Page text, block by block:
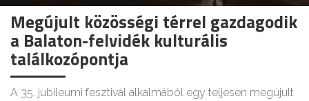
Megújult közösségi térrel gazdagodik
a Balaton-felvidék kulturális
találkozópontja
A 35. jubileumi fesztivál alkalmából egy teljesen megújult